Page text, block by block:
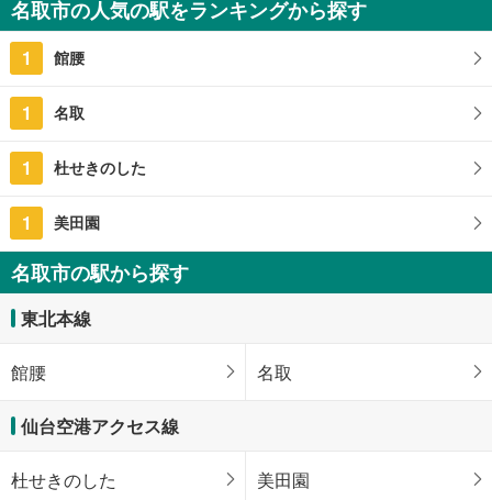
5LDK
名取市の人気の駅をランキングから探す
1 館腰
1 名取
1 杜せきのした
1 美田園
名取市の駅から探す
東北本線
館腰 名取
仙台空港アクセス線
杜せきのした 美田園